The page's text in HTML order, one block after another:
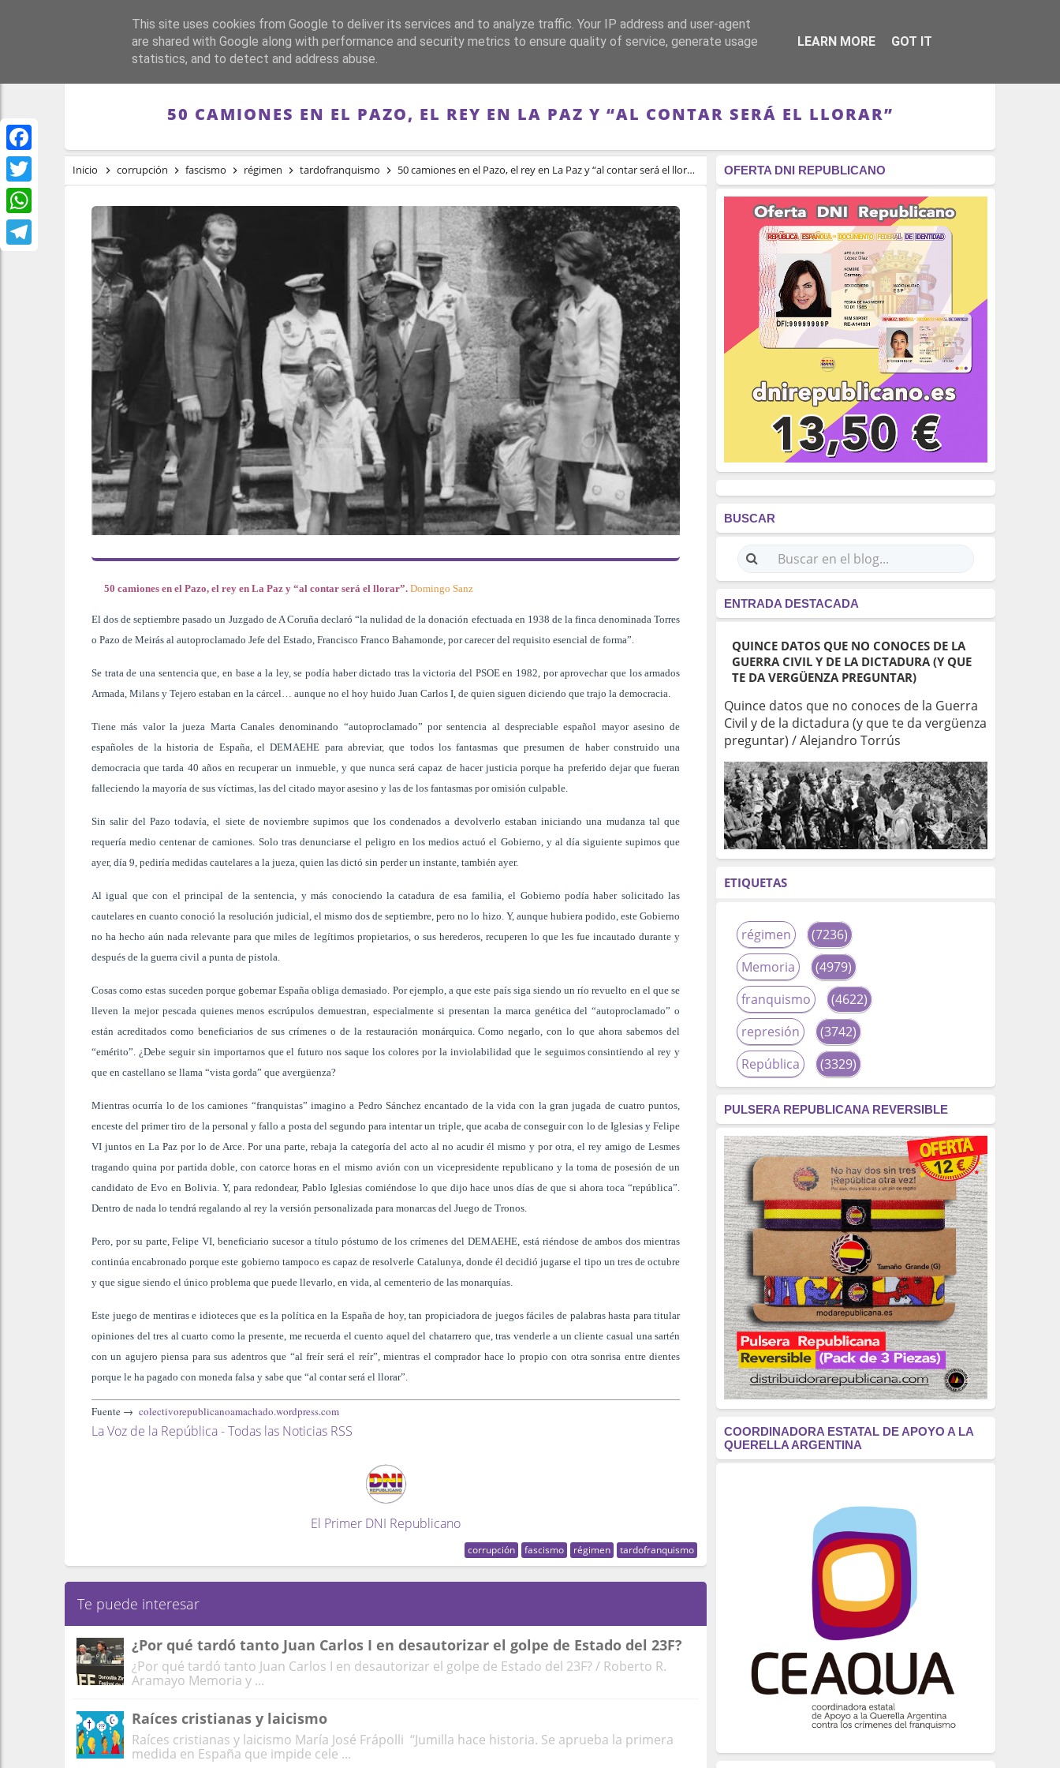
Facebook
Twitter
WhatsApp
PORTADA REPÚBLICA FRANQUISMO GUERRA DE ESPAÑA MEMORIA RÉGIMEN - MONARQUÍA
50 CAMIONES EN EL PAZO, EL REY EN LA PAZ Y “AL CONTAR SERÁ EL LLORAR”
Inicio corrupción fascismo régimen tardofranquismo 50 camiones en el Pazo, el rey en La Paz y “al contar será el llorar”
50 camiones en el Pazo, el rey en La Paz y “al contar será el llorar”. Domingo Sanz
El dos de septiembre pasado un Juzgado de A Coruña declaró “la nulidad de la donación efectuada en 1938 de la finca denominada Torres
o Pazo de Meirás al autoproclamado Jefe del Estado, Francisco Franco Bahamonde, por carecer del requisito esencial de forma”.
Se trata de una sentencia que, en base a la ley, se podía haber dictado tras la victoria del PSOE en 1982, por aprovechar que los armados
Armada, Milans y Tejero estaban en la cárcel… aunque no el hoy huido Juan Carlos I, de quien siguen diciendo que trajo la democracia.
Tiene más valor la jueza Marta Canales denominando “autoproclamado” por sentencia al despreciable español mayor asesino de
españoles de la historia de España, el DEMAEHE para abreviar, que todos los fantasmas que presumen de haber construido una
democracia que tarda 40 años en recuperar un inmueble, y que nunca será capaz de hacer justicia porque ha preferido dejar que fueran
falleciendo la mayoría de sus víctimas, las del citado mayor asesino y las de los fantasmas por omisión culpable.
Sin salir del Pazo todavía, el siete de noviembre supimos que los condenados a devolverlo estaban iniciando una mudanza tal que
requería medio centenar de camiones. Solo tras denunciarse el peligro en los medios actuó el Gobierno, y al día siguiente supimos que
ayer, día 9, pediría medidas cautelares a la jueza, quien las dictó sin perder un instante, también ayer.
Al igual que con el principal de la sentencia, y más conociendo la catadura de esa familia, el Gobierno podía haber solicitado las
cautelares en cuanto conoció la resolución judicial, el mismo dos de septiembre, pero no lo hizo. Y, aunque hubiera podido, este Gobierno
no ha hecho aún nada relevante para que miles de legítimos propietarios, o sus herederos, recuperen lo que les fue incautado durante y
después de la guerra civil a punta de pistola.
Cosas como estas suceden porque gobernar España obliga demasiado. Por ejemplo, a que este país siga siendo un río revuelto en el que se
lleven la mejor pescada quienes menos escrúpulos demuestran, especialmente si presentan la marca genética del “autoproclamado” o
están acreditados como beneficiarios de sus crímenes o de la restauración monárquica. Como negarlo, con lo que ahora sabemos del
“emérito”. ¿Debe seguir sin importarnos que el futuro nos saque los colores por la inviolabilidad que le seguimos consintiendo al rey y
que en castellano se llama “vista gorda” que avergüenza?
Mientras ocurría lo de los camiones “franquistas” imagino a Pedro Sánchez encantado de la vida con la gran jugada de cuatro puntos,
enceste del primer tiro de la personal y fallo a posta del segundo para intentar un triple, que acaba de conseguir con lo de Iglesias y Felipe
VI juntos en La Paz por lo de Arce. Por una parte, rebaja la categoría del acto al no acudir él mismo y por otra, el rey amigo de Lesmes
tragando quina por partida doble, con catorce horas en el mismo avión con un vicepresidente republicano y la toma de posesión de un
candidato de Evo en Bolivia. Y, para redondear, Pablo Iglesias comiéndose lo que dijo hace unos días de que si ahora toca “república”.
Dentro de nada lo tendrá regalando al rey la versión personalizada para monarcas del Juego de Tronos.
Pero, por su parte, Felipe VI, beneficiario sucesor a título póstumo de los crímenes del DEMAEHE, está riéndose de ambos dos mientras
continúa encabronado porque este gobierno tampoco es capaz de resolverle Catalunya, donde él decidió jugarse el tipo un tres de octubre
y que sigue siendo el único problema que puede llevarlo, en vida, al cementerio de las monarquías.
Este juego de mentiras e idioteces que es la política en la España de hoy, tan propiciadora de juegos fáciles de palabras hasta para titular
opiniones del tres al cuarto como la presente, me recuerda el cuento aquel del chatarrero que, tras venderle a un cliente casual una sartén
con un agujero piensa para sus adentros que “al freír será el reír”, mientras el comprador hace lo propio con otra sonrisa entre dientes
porque le ha pagado con moneda falsa y sabe que “al contar será el llorar”.
Fuente → colectivorepublicanoamachado.wordpress.com
La Voz de la República - Todas las Noticias RSS
El Primer DNI Republicano
corrupción fascismo régimen tardofranquismo
Te puede interesar
¿Por qué tardó tanto Juan Carlos I en desautorizar el golpe de Estado del 23F?
¿Por qué tardó tanto Juan Carlos I en desautorizar el golpe de Estado del 23F? / Roberto R.
Aramayo Memoria y ...
Raíces cristianas y laicismo
Raíces cristianas y laicismo María José Frápolli “Jumilla hace historia. Se aprueba la primera
medida en España que impide cele ...
OFERTA DNI REPUBLICANO
BUSCAR
ENTRADA DESTACADA
QUINCE DATOS QUE NO CONOCES DE LA
GUERRA CIVIL Y DE LA DICTADURA (Y QUE
TE DA VERGÜENZA PREGUNTAR)
Quince datos que no conoces de la Guerra
Civil y de la dictadura (y que te da vergüenza
preguntar) / Alejandro Torrús
ETIQUETAS
régimen
(7236)
Memoria
(4979)
franquismo
(4622)
represión
(3742)
República
(3329)
fascismo
(2677)
tardofranquismo
(2320)
Actualidad
(2319)
monarquía
(2253)
borbones
(2176)
Cultura
(2163)
Guerra
(1674)
genocidio
(1234)
mujer
(1070)
Eventos
(914)
Crímenes del franquismo
(721)
(699)
(607)
neofranquismo
(567)
Justicia Universal
Derechos Humanos
(522)
Nacionalcatolicismo
(514)
PULSERA REPUBLICANA REVERSIBLE
COORDINADORA ESTATAL DE APOYO A LA
QUERELLA ARGENTINA
This site uses cookies from Google to deliver its services and to analyze traffic. Your IP address and user-agent
are shared with Google along with performance and security metrics to ensure quality of service, generate usage
statistics, and to detect and address abuse.
LEARN MORE GOT IT